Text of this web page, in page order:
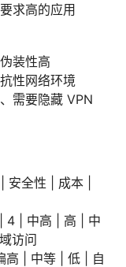
求高的应用
装性高
性网络环境
需要隐藏 VPN
全性 | 成本 |
4 | 中高 | 高 | 中
访问
高 | 中等 | 低 | 自